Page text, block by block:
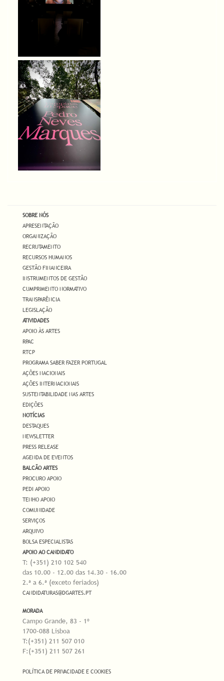
SOBRE NÓS
APRESENTAÇÃO
ORGANIZAÇÃO
RECRUTAMENTO
RECURSOS HUMANOS
GESTÃO FINANCEIRA
INSTRUMENTOS DE GESTÃO
CUMPRIMENTO NORMATIVO
TRANSPARÊNCIA
LEGISLAÇÃO
ATIVIDADES
APOIO ÀS ARTES
RPAC
RTCP
PROGRAMA SABER FAZER PORTUGAL
AÇÕES NACIONAIS
AÇÕES INTERNACIONAIS
SUSTENTABILIDADE NAS ARTES
EDIÇÕES
NOTÍCIAS
DESTAQUES
NEWSLETTER
PRESS RELEASE
AGENDA DE EVENTOS
BALCÃO ARTES
PROCURO APOIO
PEDI APOIO
TENHO APOIO
COMUNIDADE
SERVIÇOS
ARQUIVO
BOLSA ESPECIALISTAS
APOIO AO CANDIDATO
T: (+351) 210 102 540
das 10.00 - 12.00 das 14.30 - 16.00
2.ª a 6.ª (exceto feriados)
CANDIDATURAS@DGARTES.PT
MORADA
Campo Grande, 83 - 1º
1700-088 Lisboa
T:(+351) 211 507 010
F:(+351) 211 507 261
POLÍTICA DE PRIVACIDADE E COOKIES